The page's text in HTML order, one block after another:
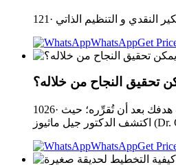
WhatsAppGet
تحقيق النجاح من خلاله؟
1026· كيف تنشئ استراتيجية عمليَّة؟ الآن بعد أن فهمت أهمية وجود خطة، إليك ثلاثة إجراءات يمكنك اتِّخاذها لوضع الأساس الخاص بك للعمل: 1. وضع قائمة بأهدافك: اكتب هدفك بعد أن تُقرِّره؛ حيث
WhatsAppGet